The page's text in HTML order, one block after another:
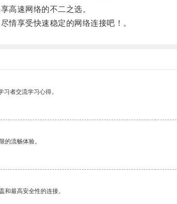
速网络的不二之选。
享受快速稳定的网络连接吧！。
者交流学习心得。
的流畅体验。
和最高安全性的连接。